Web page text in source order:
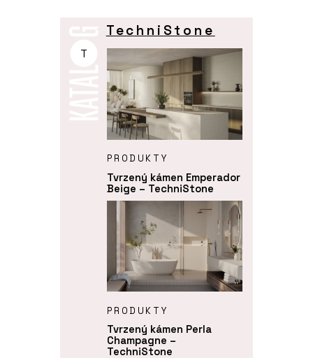
T
TechniStone
PRODUKTY
Tvrzený kámen Emperador
Beige – TechniStone
PRODUKTY
Tvrzený kámen Perla
Champagne –
TechniStone